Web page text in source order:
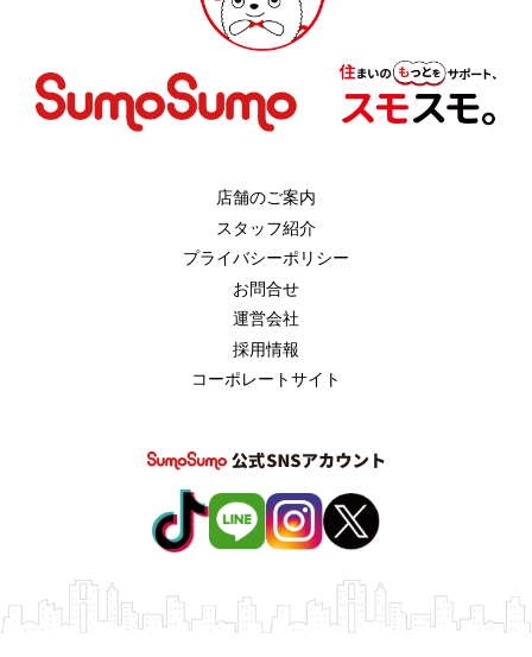
店舗のご案内
スタッフ紹介
プライバシーポリシー
お問合せ
運営会社
採用情報
コーポレートサイト